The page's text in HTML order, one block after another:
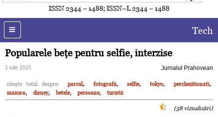
ISSN 2344 – 1488; ISSN–L 2344 – 1488
Tech
Popularele beţe pentru selfie, interzise
1 iulie 2015 Jurnalul Prahovean
citeşte totul despre: parcul, fotografii, selfie, tokyo, perchezitionati,
masura, disney, betele, persoane, turistii
(58 vizualizări)